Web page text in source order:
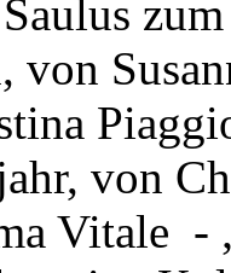
von
von
Vitale -